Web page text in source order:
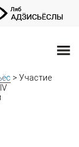
> Участие